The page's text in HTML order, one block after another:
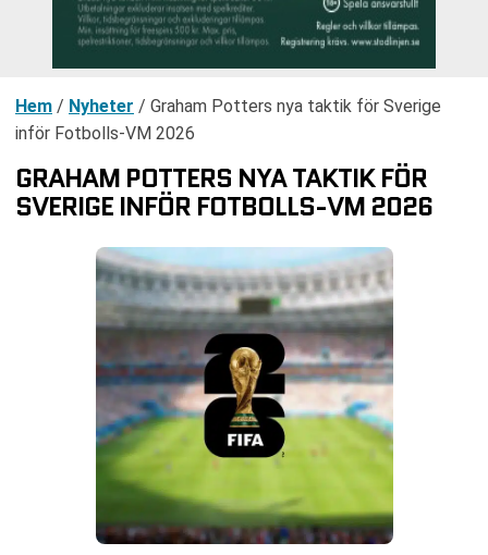
Hem / Nyheter / Graham Potters nya taktik för Sverige
inför Fotbolls-VM 2026
GRAHAM POTTERS NYA TAKTIK FÖR
SVERIGE INFÖR FOTBOLLS-VM 2026